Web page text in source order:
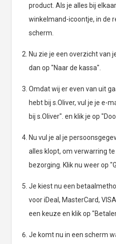
product. Als je alles bij
winkelmand-icoontje, in de
scherm.
Nu zie je een overzicht van
dan op "Naar de kassa".
Omdat wij er even van uit
hebt bij s.Oliver, vul je je e-
bij s.Oliver". en klik je op
Nu vul je al je
alles klopt, om verwarring
bezorging. Klik nu weer op
Je kiest nu een
voor iDeal, MasterCard,
een keuze en klik op
Je komt nu in een scherm